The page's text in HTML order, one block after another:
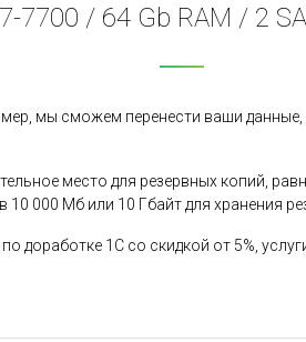
7700 / 64 Gb RAM / 2
мы сможем перенести ваши
место для резервных копий,
000 Мб или 10 Гбайт для хранения
доработке 1С со скидкой от 5%,